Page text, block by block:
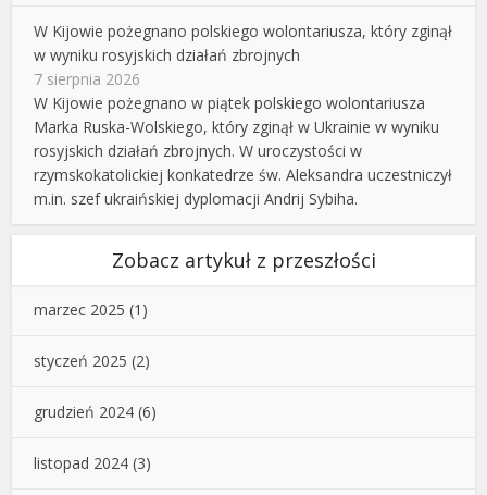
W Kijowie pożegnano polskiego wolontariusza, który zginął
w wyniku rosyjskich działań zbrojnych
7 sierpnia 2026
W Kijowie pożegnano w piątek polskiego wolontariusza
Marka Ruska-Wolskiego, który zginął w Ukrainie w wyniku
rosyjskich działań zbrojnych. W uroczystości w
rzymskokatolickiej konkatedrze św. Aleksandra uczestniczył
m.in. szef ukraińskiej dyplomacji Andrij Sybiha.
Zobacz artykuł z przeszłości
marzec 2025 (1)
styczeń 2025 (2)
grudzień 2024 (6)
listopad 2024 (3)